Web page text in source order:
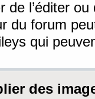
de l’éditer
du forum
qui
des